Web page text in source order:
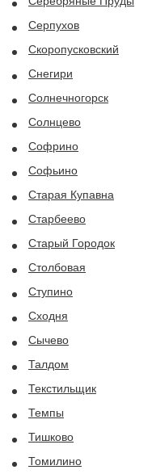
Серпухов
Скоропусковский
Снегири
Солнечногорск
Солнцево
Софрино
Софьино
Старая Купавна
Старбеево
Старый Городок
Столбовая
Ступино
Сходня
Сычево
Талдом
Текстильщик
Темпы
Тишково
Томилино